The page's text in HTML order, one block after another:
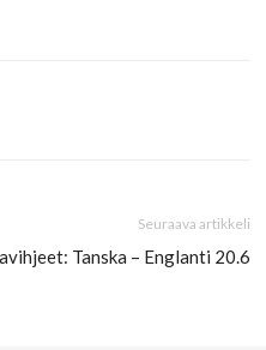
Seuraava artikkeli
Tanska – Englanti 20.6